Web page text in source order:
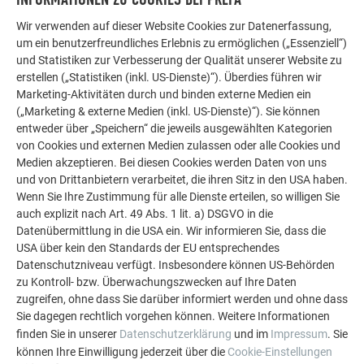
Fassade.
MEHR REFERENZEN ANSEHEN
Wir verwenden auf dieser Website Cookies zur Datenerfassung,
um ein benutzerfreundliches Erlebnis zu ermöglichen („Essenziell“)
und Statistiken zur Verbesserung der Qualität unserer Website zu
erstellen („Statistiken (inkl. US-Dienste)“). Überdies führen wir
Marketing-Aktivitäten durch und binden externe Medien ein
(„Marketing & externe Medien (inkl. US-Dienste)“). Sie können
entweder über „Speichern“ die jeweils ausgewählten Kategorien
von Cookies und externen Medien zulassen oder alle Cookies und
Medien akzeptieren. Bei diesen Cookies werden Daten von uns
und von Drittanbietern verarbeitet, die ihren Sitz in den USA haben.
Wenn Sie Ihre Zustimmung für alle Dienste erteilen, so willigen Sie
auch explizit nach Art. 49 Abs. 1 lit. a) DSGVO in die
Datenübermittlung in die USA ein. Wir informieren Sie, dass die
USA über kein den Standards der EU entsprechendes
Datenschutzniveau verfügt. Insbesondere können US-Behörden
zu Kontroll- bzw. Überwachungszwecken auf Ihre Daten
zugreifen, ohne dass Sie darüber informiert werden und ohne dass
Sie dagegen rechtlich vorgehen können. Weitere Informationen
finden Sie in unserer Datenschutzerklärung und im Impressum. Sie
können Ihre Einwilligung jederzeit über die Cookie-Einstellungen